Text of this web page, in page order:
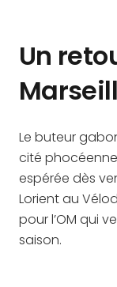
Un
Le buteur
cité
espérée dès
Lorient au
pour l’OM qui
saison.